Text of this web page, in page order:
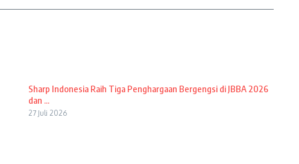
Sharp Indonesia Raih Tiga Penghargaan Bergengsi di JBBA 2026
dan ...
27 Juli 2026